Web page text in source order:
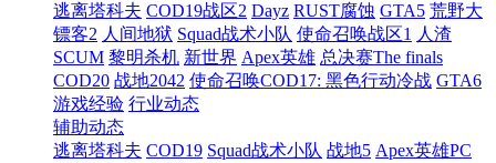
逃离塔科夫 COD19战区2 Dayz RUST腐蚀 GTA5 荒野大
镖客2 人间地狱 Squad战术小队 使命召唤战区1 人渣
SCUM 黎明杀机 新世界 Apex英雄 总决赛The finals
COD20 战地2042 使命召唤COD17: 黑色行动冷战 GTA6
游戏经验 行业动态
辅助动态
逃离塔科夫 COD19 Squad战术小队 战地5 Apex英雄PC